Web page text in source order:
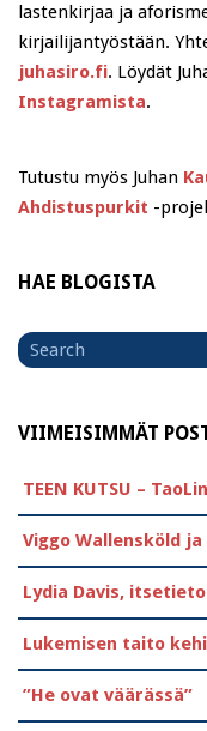
lastenkirjaa ja
kirjailijantyöstään.
juhasiro.fi. Löydät
Instagramista.
Tutustu myös Juhan
Ahdistuspurkit -
HAE BLOGISTA
Search
for
VIIMEISIMMÄT
TEEN KUTSU –
Viggo Wallensköld
Lydia Davis,
Lukemisen taito
”He ovat väärässä”